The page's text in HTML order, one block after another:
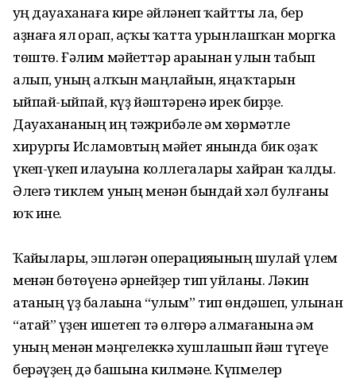
һуң дауаханаға кире әйләнеп ҡайтты ла, бер
аҙнаға ял һорап, аҫҡы ҡатта урынлашҡан моргка
төштө. Ғәлим мәйеттәр араһынан улын табып
алып, уның һалҡын маңлайын, яңаҡтарын
һыйпай-һыйпай, күҙ йәштәренә ирек бирҙе.
Дауахананың иң тәжрибәле һәм хөрмәтле
хирургы Исламовтың мәйет янында бик оҙаҡ
үкһеп-үкһеп илауына коллегалары хайран ҡалды.
Әлегә тиклем уның менән бындай хәл булғаны
юҡ ине.
Ҡайһылары, эшләгән операцияһының шулай үлем
менән бөтөүенә әрнейҙер тип уйланы. Ләкин
атаның үҙ балаһына “улым” тип өндәшеп, улынан
“атай” һүҙен ишетеп тә өлгөрә алмағанына һәм
уның менән мәңгелеккә хушлашып йәш түгеүе
берәүҙең дә башына килмәне. Күпмелер